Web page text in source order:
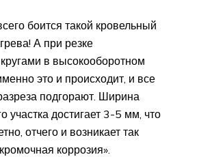
боится такой кровельный
А при резке
в высокооборотном
это и происходит, и все
подгорают. Ширина
участка достигает 3-5 мм, что
отчего и возникает так
коррозия».